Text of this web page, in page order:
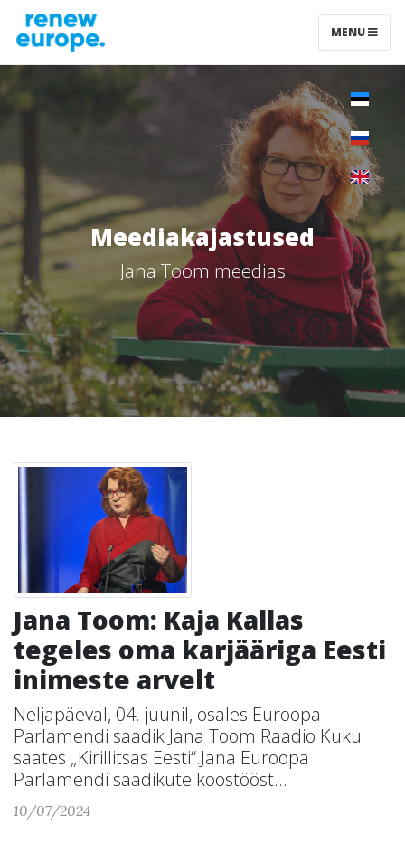
MENU
Meediakajastused
Jana Toom meedias
Jana Toom: Kaja Kallas
tegeles oma karjääriga Eesti
inimeste arvelt
Neljapäeval, 04. juunil, osales Euroopa
Parlamendi saadik Jana Toom Raadio Kuku
saates „Kirillitsas Eesti“.Jana Euroopa
Parlamendi saadikute koostööst...
10/07/2024